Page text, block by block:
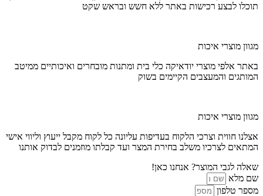
תוכלו לבצע רכישות באתר ללא חשש ובראש שקט
מגוון מוצרי איכות
באתר אלפי מוצרי יודאיקה כלי בית ומתנות מובחרים ואיכותיים ממיטב
המותגים והמעצבים הקיימים בשוק
מגוון מוצרי איכות
אצלנו חווית וצרכי הלקוח בעדיפות עליונה כל לקוח מקבל ייעוץ וליווי אישי
המתאים לצרכיו משלב בחירת המצר ועד קבלתו מוזמנים לבדוק אותנו
שאלה לגבי המוצר? אנחנו כאן!
שם מלא
מספר טלפון